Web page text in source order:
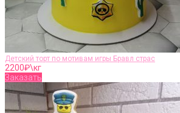
Детский торт по мотивам игры Бравл страс
2200₽\кг
Заказать